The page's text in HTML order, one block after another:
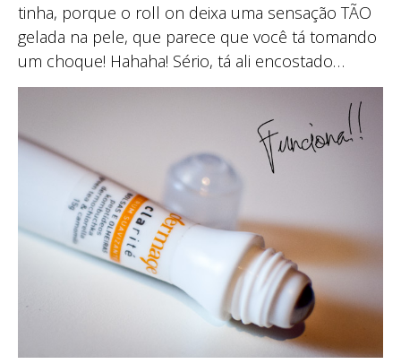
tinha, porque o roll on deixa uma sensação TÃO
gelada na pele, que parece que você tá tomando
um choque! Hahaha! Sério, tá ali encostado…